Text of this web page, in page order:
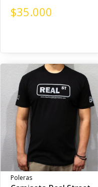
$35.000
Poleras